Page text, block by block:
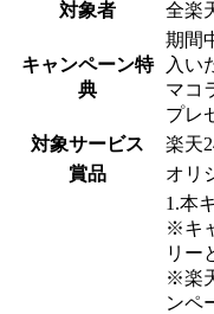
対象者
全楽
キャンペーン特
典
期間
入い
マコ
プレ
対象サービス
楽天
賞品
オリ
1.本
※キ
リー
※楽
ンペ